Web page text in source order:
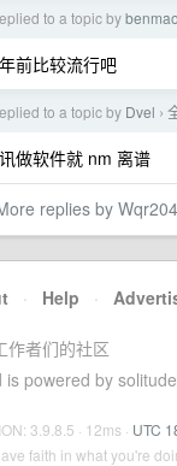
to a topic by
前比较流行吧
to a topic by Dvel ›
做软件就 nm 离谱
replies by
· Help ·
作者们的社区
is powered by solitude
3.9.8.5 · 12ms · UTC
faith in what you're